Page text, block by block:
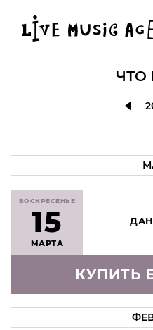
ЧТО
ВОСКРЕСЕНЬЕ
15
МАРТА
КУПИТЬ